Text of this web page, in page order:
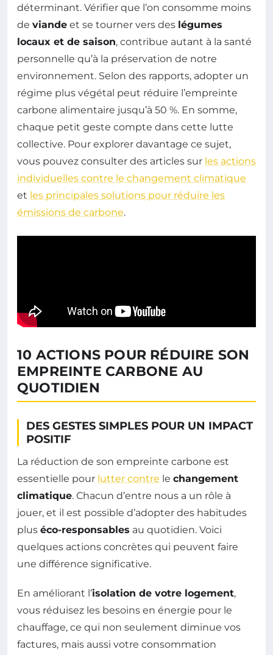
déterminant. Vérifier que l’on consomme moins
de viande et se tourner vers des légumes
locaux et de saison, contribue autant à la santé
personnelle qu’à la préservation de notre
environnement. Selon des rapports, adopter un
régime plus végétal peut réduire l’empreinte
carbone alimentaire jusqu’à 50 %. En somme,
chaque petit geste compte dans cette lutte
collective. Pour explorer davantage ce sujet,
vous pouvez consulter des articles sur les actions
individuelles contre le changement climatique
et les principales solutions pour réduire les
émissions de carbone.
10 ACTIONS POUR RÉDUIRE SON
EMPREINTE CARBONE AU
QUOTIDIEN
DES GESTES SIMPLES POUR UN IMPACT
POSITIF
La réduction de son empreinte carbone est
essentielle pour lutter contre le changement
climatique. Chacun d’entre nous a un rôle à
jouer, et il est possible d’adopter des habitudes
plus éco-responsables au quotidien. Voici
quelques actions concrètes qui peuvent faire
une différence significative.
En améliorant l’isolation de votre logement,
vous réduisez les besoins en énergie pour le
chauffage, ce qui non seulement diminue vos
factures, mais aussi votre consommation